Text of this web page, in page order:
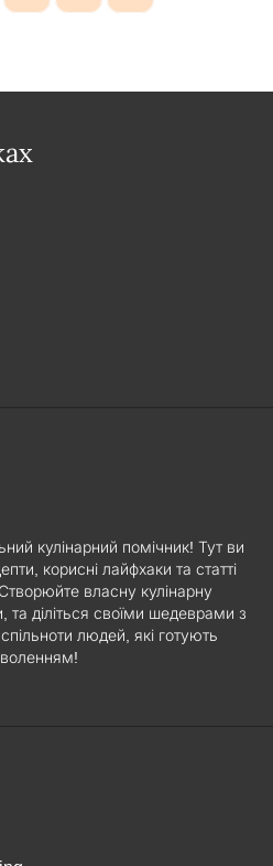
кулінарний помічник! Тут ви
корисні лайфхаки та статті
власну кулінарну
та діліться своїми шедеврами з
людей, які готують